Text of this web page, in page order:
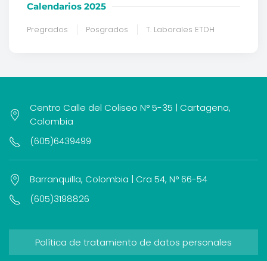
Calendarios 2025
Pregrados Posgrados T. Laborales ETDH
Centro Calle del Coliseo N° 5-35 | Cartagena,
Colombia
(605)6439499
Barranquilla, Colombia | Cra 54, N° 66-54
(605)3198826
Política de tratamiento de datos personales